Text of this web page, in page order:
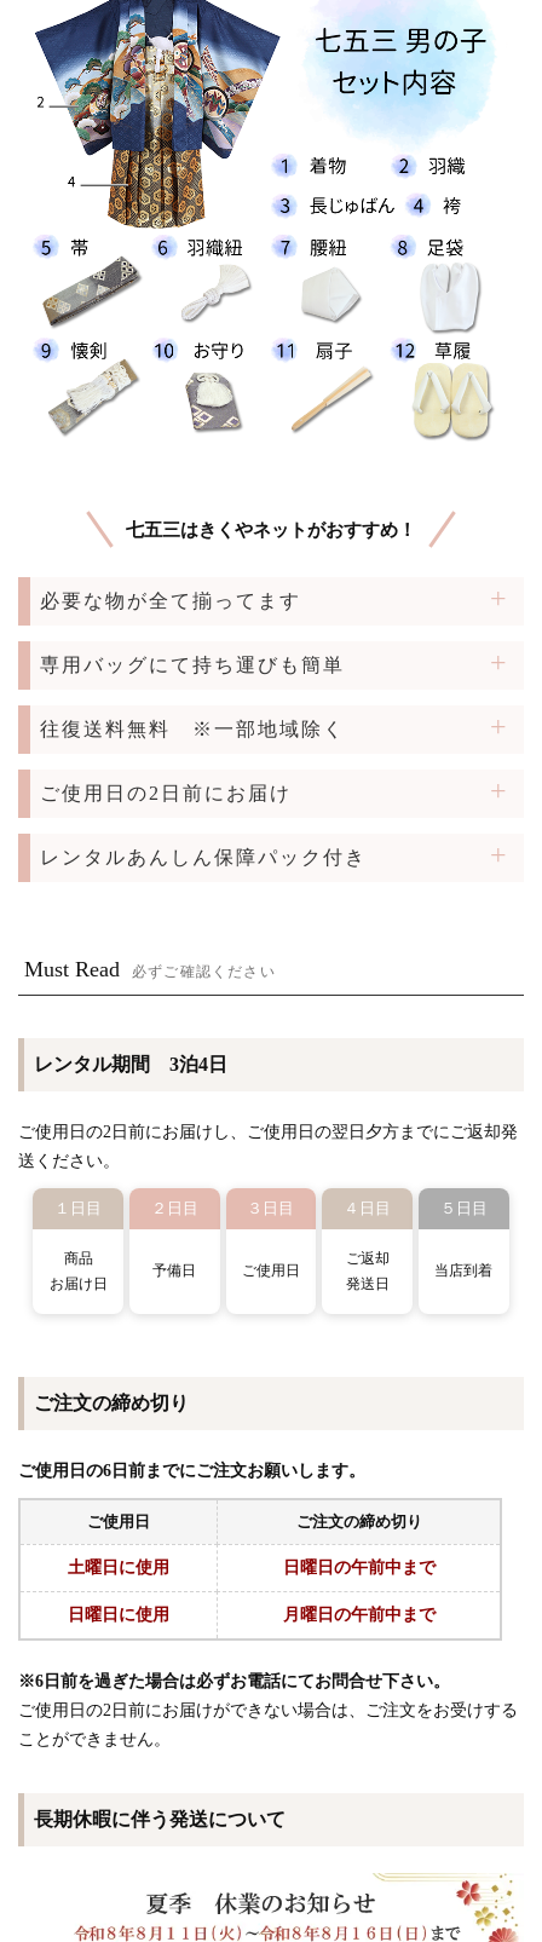
七五三はきくやネットがおすすめ！
必要な物が全て揃ってます
専用バッグにて持ち運びも簡単
往復送料無料 ※一部地域除く
ご使用日の2日前にお届け
レンタルあんしん保障パック付き
Must Read 必ずご確認ください
レンタル期間 3泊4日
ご使用日の2日前にお届けし、ご使用日の翌日夕方までにご返却発
送ください。
１日目
商品
お届け日
２日目
予備日
３日目
ご使用日
４日目
ご返却
発送日
５日目
当店到着
ご注文の締め切り
ご使用日の6日前までにご注文お願いします。
ご使用日 ご注文の締め切り
土曜日に使用 日曜日の午前中まで
日曜日に使用 月曜日の午前中まで
※6日前を過ぎた場合は必ずお電話にてお問合せ下さい。
ご使用日の2日前にお届けができない場合は、ご注文をお受けする
ことができません。
長期休暇に伴う発送について